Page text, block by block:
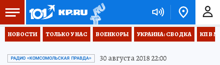
НОВОСТИ ТОЛЬКО У НАС ВОЕНКОРЫ УКРАИНА: СВОДКА КП В
РАДИО «КОМСОМОЛЬСКАЯ ПРАВДА» 30 августа 2018 22:00